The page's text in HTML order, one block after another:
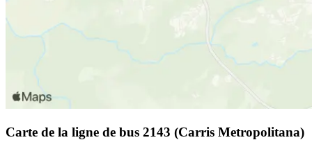
Carte de la ligne de bus 2143 (Carris Metropolitana)